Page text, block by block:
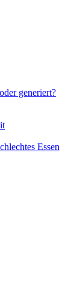
generiert?
Essen